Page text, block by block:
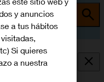
y anuncios
a tus hábitos
Si quieres
a nuestra